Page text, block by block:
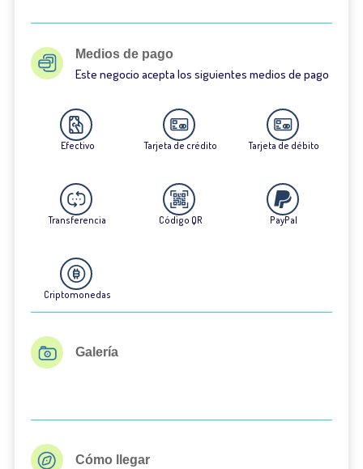
Medios de pago
Este negocio acepta los siguientes medios de pago
Efectivo Tarjeta de crédito Tarjeta de débito
Transferencia Código QR PayPal
Criptomonedas
Galería
Cómo llegar